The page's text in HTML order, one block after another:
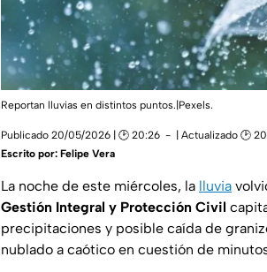
Reportan lluvias en distintos puntos.|Pexels.
Publicado 20/05/2026 | 🕑 20:26 | Actualizado 🕑
Escrito por: Felipe Vera
La noche de este miércoles, la lluvia
Gestión Integral y Protección Civil
precipitaciones y posible caída de
nublado a caótico en cuestión de